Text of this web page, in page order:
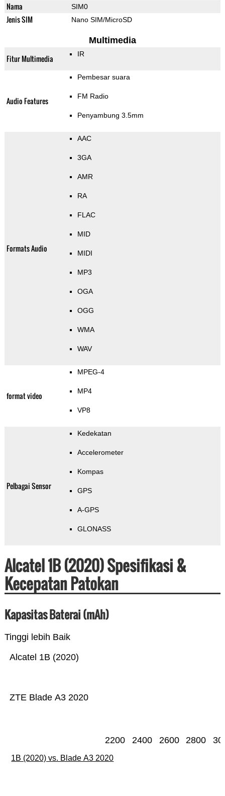
Nama SIM0
Jenis SIM Nano SIM/MicroSD
Multimedia
Fitur Multimedia IR
Audio Features
Pembesar suara
FM Radio
Penyambung 3.5mm
Formats Audio
AAC
3GA
AMR
RA
FLAC
MID
MIDI
MP3
OGA
OGG
WMA
WAV
format video
MPEG-4
MP4
VP8
Pelbagai Sensor
Kedekatan
Accelerometer
Kompas
GPS
A-GPS
GLONASS
Alcatel 1B (2020) Spesifikasi &
Kecepatan Patokan
Kapasitas Baterai (mAh)
Tinggi lebih Baik
ZTE Blade A3 2020
Alcatel 1B (2020)
2200 2400 2600 2800
1B (2020) vs. Blade A3 2020